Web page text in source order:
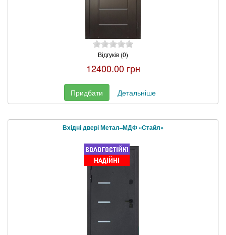
Відгуків (0)
12400.00 грн
Придбати Детальніше
Вхідні двері Метал–МДФ «Стайл»